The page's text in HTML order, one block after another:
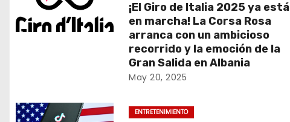
¡El Giro de Italia 2025 ya está
en marcha! La Corsa Rosa
arranca con un ambicioso
recorrido y la emoción de la
Gran Salida en Albania
May 20, 2025
ENTRETENIMIENTO